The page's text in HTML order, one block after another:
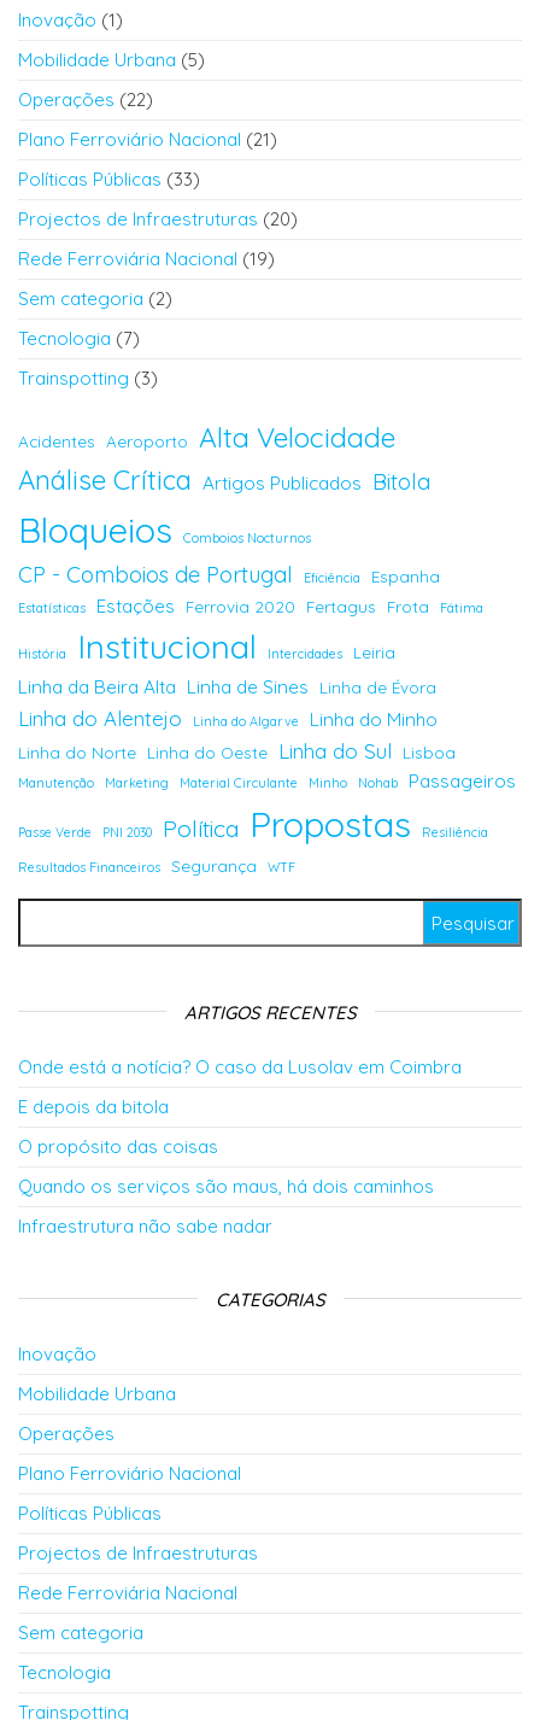
Inovação (1)
Mobilidade Urbana (5)
Operações (22)
Plano Ferroviário Nacional (21)
Políticas Públicas (33)
Projectos de Infraestruturas (20)
Rede Ferroviária Nacional (19)
Sem categoria (2)
Tecnologia (7)
Trainspotting (3)
Acidentes Aeroporto Alta Velocidade
Análise Crítica Artigos Publicados Bitola
Bloqueios Comboios Nocturnos
CP - Comboios de Portugal Eficiência Espanha
Estatísticas Estações Ferrovia 2020 Fertagus Frota Fátima
História Institucional Intercidades Leiria
Linha da Beira Alta Linha de Sines Linha de Évora
Linha do Alentejo Linha do Algarve Linha do Minho
Linha do Norte Linha do Oeste Linha do Sul Lisboa
Manutenção Marketing Material Circulante Minho Nohab Passageiros
Passe Verde PNI 2030 Política Propostas Resiliência
Resultados Financeiros Segurança WTF
ARTIGOS RECENTES
Onde está a notícia? O caso da Lusolav em Coimbra
E depois da bitola
O propósito das coisas
Quando os serviços são maus, há dois caminhos
Infraestrutura não sabe nadar
CATEGORIAS
Inovação
Mobilidade Urbana
Operações
Plano Ferroviário Nacional
Políticas Públicas
Projectos de Infraestruturas
Rede Ferroviária Nacional
Sem categoria
Tecnologia
Trainspotting